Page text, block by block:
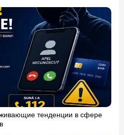
тенденции в сфере